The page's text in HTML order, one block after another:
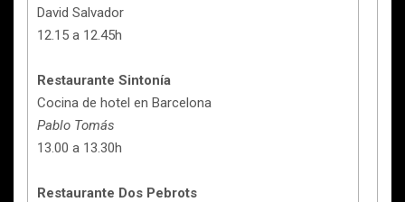
David Salvador
12.15 a 12.45h
Restaurante Sintonía
Cocina de hotel en Barcelona
Pablo Tomás
13.00 a 13.30h
Restaurante Dos Pebrots